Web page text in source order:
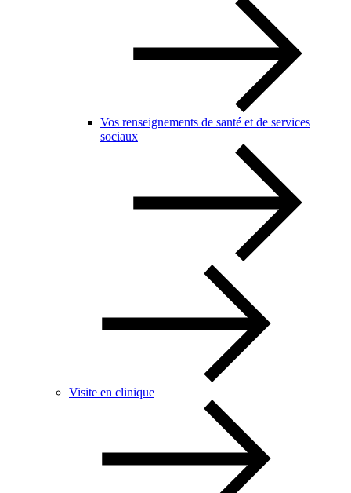
Vos renseignements de santé et de services
sociaux
Visite en clinique